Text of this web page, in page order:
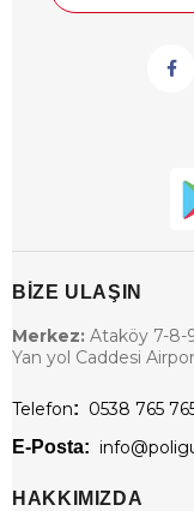
BİZE ULAŞIN
Merkez: Ataköy 7-8-
Yan yol Caddesi
Telefon: 0538 765
E-Posta:
HAKKIMIZDA